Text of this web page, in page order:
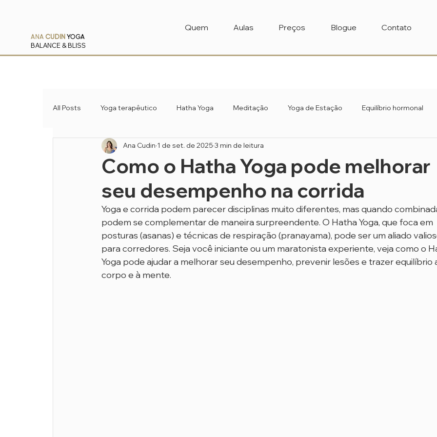
ANACUDIN YOGA
BALANCE & BLISS
Quem Aulas Preços Blogue Contato
All Posts Yoga terapêutico Hatha Yoga Meditação Yoga de Estação Equilíbrio hormonal
Pranayama Ayurveda
Como o Hatha Yoga pode melhorar
seu desempenho na corrida
Ana Cudin 1 de set. de 2025 3 min de leitura
Yoga e corrida podem parecer disciplinas muito diferentes, mas quando
podem se complementar de maneira surpreendente. O Hatha Yoga, que foca em
posturas (asanas) e técnicas de respiração (pranayama), pode ser um aliado
para corredores. Seja você iniciante ou um maratonista experiente, veja como o
Yoga pode ajudar a melhorar seu desempenho, prevenir lesões e trazer equilíbrio
corpo e à mente.